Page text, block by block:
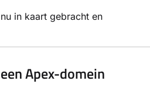
in kaart gebracht en
Apex-domein